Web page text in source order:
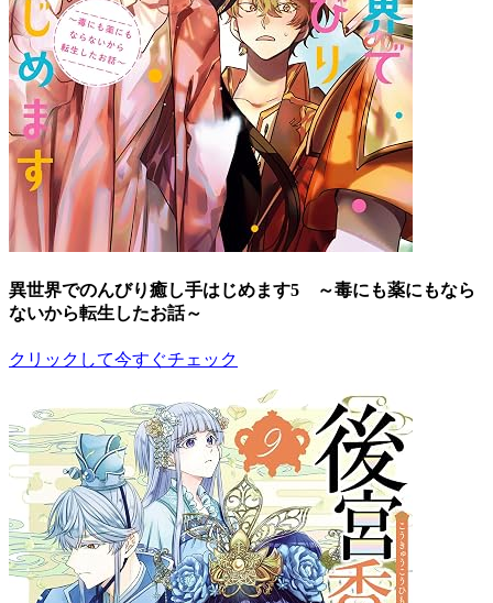
異世界でのんびり癒し手はじめます5 ～毒にも薬にもなら
ないから転生したお話～
クリックして今すぐチェック